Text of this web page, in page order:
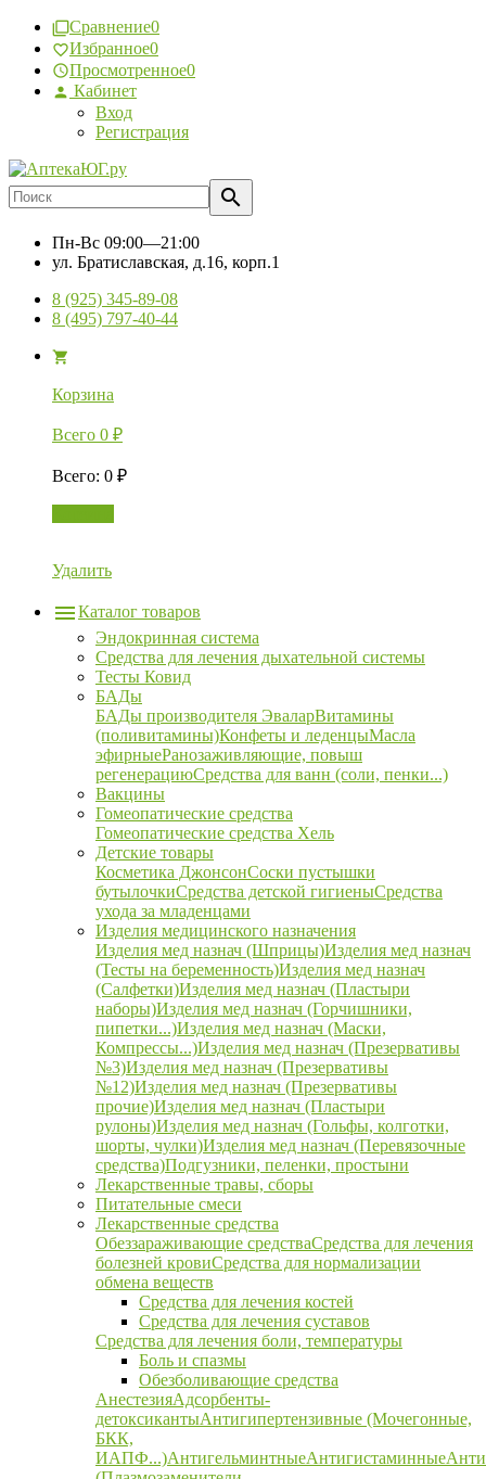
Сравнение0
Избранное0
Просмотренное0
Кабинет
Вход
Регистрация
Пн-Вс 09:00—21:00
ул. Братиславская, д.16, корп.1
8 (925) 345-89-08
8 (495) 797-40-44
Корзина
Всего 0 ₽
Всего: 0 ₽
Удалить
Каталог товаров
Эндокринная система
Средства для лечения дыхательной системы
Тесты Ковид
БАДы
БАДы производителя ЭваларВитамины
(поливитамины)Конфеты и леденцыМасла
эфирныеРанозаживляющие, повыш
регенерациюСредства для ванн (соли, пенки...)
Вакцины
Гомеопатические средства
Гомеопатические средства Хель
Детские товары
Косметика ДжонсонСоски пустышки
бутылочкиСредства детской гигиеныСредства
ухода за младенцами
Изделия медицинского назначения
Изделия мед назнач (Шприцы)Изделия мед назнач
(Тесты на беременность)Изделия мед назнач
(Салфетки)Изделия мед назнач (Пластыри
наборы)Изделия мед назнач (Горчишники,
пипетки...)Изделия мед назнач (Маски,
Компрессы...)Изделия мед назнач (Презервативы
№3)Изделия мед назнач (Презервативы
№12)Изделия мед назнач (Презервативы
прочие)Изделия мед назнач (Пластыри
рулоны)Изделия мед назнач (Гольфы, колготки,
шорты, чулки)Изделия мед назнач (Перевязочные
средства)Подгузники, пеленки, простыни
Лекарственные травы, сборы
Питательные смеси
Лекарственные средства
Обеззараживающие средстваСредства для лечения
болезней кровиСредства для нормализации
обмена веществ
Средства для лечения костей
Средства для лечения суставов
Средства для лечения боли, температуры
Боль и спазмы
Обезболивающие средства
АнестезияАдсорбенты-
детоксикантыАнтигипертензивные (Мочегонные,
БКК,
ИАПФ...)АнтигельминтныеАнтигистаминные